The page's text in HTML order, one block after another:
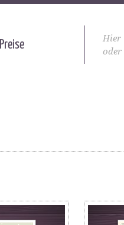
Hier
oder
Preise